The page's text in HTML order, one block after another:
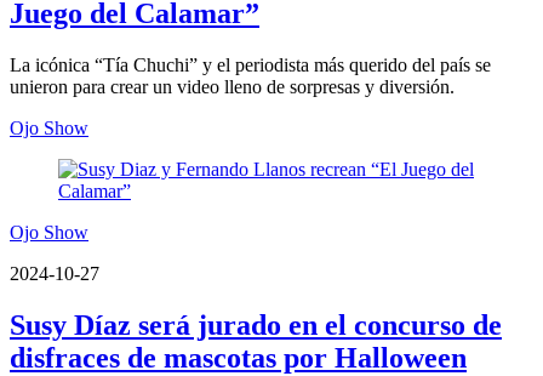
Juego del Calamar”
La icónica “Tía Chuchi” y el periodista más querido del país se
unieron para crear un video lleno de sorpresas y diversión.
Ojo Show
Ojo Show
2024-10-27
Susy Díaz será jurado en el concurso de
disfraces de mascotas por Halloween